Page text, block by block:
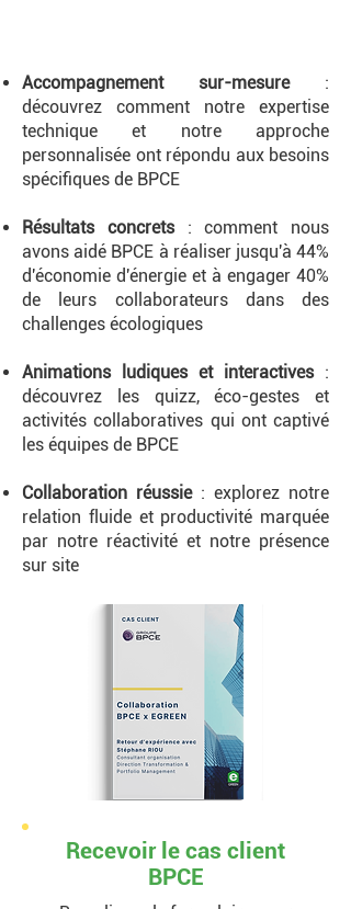
Accompagnement sur-mesure:
découvrez comment notre expertise
technique et notre approche
personnalisée ont répondu aux besoins
spécifiques de BPCE
Résultats concrets: comment nous
avons aidé BPCE à réaliser jusqu'à 44%
d'économie d'énergie et à engager 40%
de leurs collaborateurs dans des
challenges écologiques
Animations ludiques et interactives:
découvrez les quizz, éco-gestes et
activités collaboratives qui ont captivé
les équipes de BPCE
Collaboration réussie: explorez notre
relation fluide et productivité marquée
par notre réactivité et notre présence
sur site
Recevoir le cas client
BPCE